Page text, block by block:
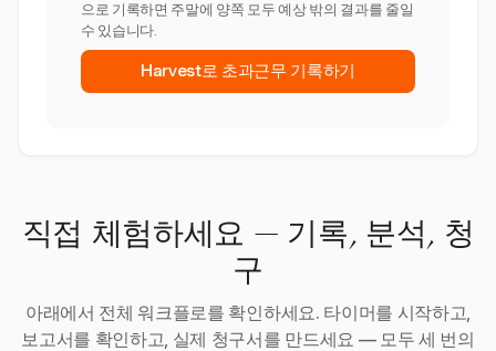
으로 기록하면 주말에 양쪽 모두 예상 밖의 결과를 줄일
수 있습니다.
Harvest로 초과근무 기록하기
직접 체험하세요 — 기록, 분석, 청
구
아래에서 전체 워크플로를 확인하세요. 타이머를 시작하고,
보고서를 확인하고, 실제 청구서를 만드세요 — 모두 세 번의